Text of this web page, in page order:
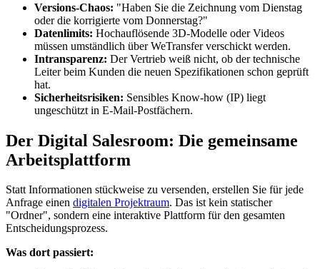
Versions-Chaos: "Haben Sie die Zeichnung vom Dienstag
oder die korrigierte vom Donnerstag?"
Datenlimits: Hochauflösende 3D-Modelle oder Videos
müssen umständlich über WeTransfer verschickt werden.
Intransparenz: Der Vertrieb weiß nicht, ob der technische
Leiter beim Kunden die neuen Spezifikationen schon geprüft
hat.
Sicherheitsrisiken: Sensibles Know-how (IP) liegt
ungeschützt in E-Mail-Postfächern.
Der Digital Salesroom: Die gemeinsame
Arbeitsplattform
Statt Informationen stückweise zu versenden, erstellen Sie für jede
Anfrage einen digitalen Projektraum. Das ist kein statischer
"Ordner", sondern eine interaktive Plattform für den gesamten
Entscheidungsprozess.
Was dort passiert: